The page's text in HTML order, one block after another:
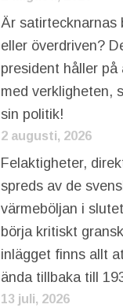
Är satirtecknarnas
eller överdriven?
president håller
med verkligheten,
sin politik!
2 augusti, 2026
Felaktigheter,
spreds av de
värmeböljan i
börja kritiskt
inlägget finns allt
ända tillbaka till
13 juli, 2026